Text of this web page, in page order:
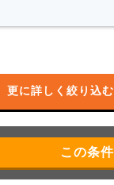
更に詳しく絞り込む